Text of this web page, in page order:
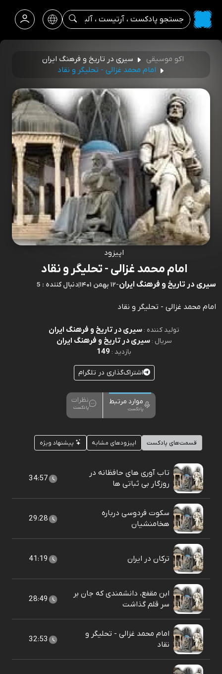
اکو موسیقی
سیری در تاریخ و فرهنگ ایران
امام محمد غزالی - تحلیگر و نقاد
اپیزود
امام محمد غزالی - تحلیگر و نقاد
سیری در تاریخ و فرهنگ ایران-۱۲ بهمن ۱۴۰۱ |5 : دنبال کننده
امام محمد غزالی - تحلیگر و نقاد
تولید کننده : سیری در تاریخ و فرهنگ ایران
سریال :سیری در تاریخ و فرهنگ ایران
بازدید : 149
اشتراک‌گذاری در تلگرام
موارد مرتبط
پادکست
نظرات
پادکست
قسمت‌های پادکست اپیزودهای مشابه پیشنهاد ویژه
تاب آوری های حافظانه در
روزگار بی ثباتی ها
34:57
سکوت فردوسی درباره
هخامنشیان
29:28
ترکان در ایران 41:19
ابن مقفع، دانشمندی که جان بر
سر قلم گذاشت
28:49
امام محمد غزالی - تحلیگر و
نقاد
32:53